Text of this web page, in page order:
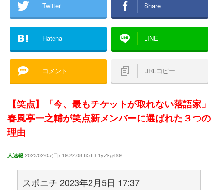
Twitter Share
Hatena LINE
コメント URLコピー
【笑点】「今、最もチケットが取れない落語家」
春風亭一之輔が笑点新メンバーに選ばれた３つの
理由
人速報 2023/02/05(日) 19:22:08.65 ID:1yZkg/lX9
スポニチ 2023年2月5日 17:37